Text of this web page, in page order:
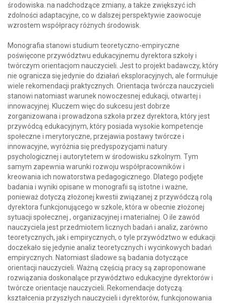
środowiska. na nadchodzące zmiany, a także zwiększyć ich
zdolności adaptacyjne, co w dalszej perspektywie zaowocuje
wzrostem współpracy różnych środowisk.
Monografia stanowi studium teoretyczno-empiryczne
poświęcone przywództwu edukacyjnemu dyrektora szkoły i
twórczym orientacjom nauczycieli. Jest to projekt badawczy, który
nie ogranicza się jedynie do działań eksploracyjnych, ale formułuje
wiele rekomendacji praktycznych. Orientacja twórcza nauczycieli
stanowi natomiast warunek nowoczesnej edukacji, otwartej i
innowacyjnej. Kluczem więc do sukcesu jest dobrze
zorganizowana i prowadzona szkoła przez dyrektora, który jest
przywódcą edukacyjnym, który posiada wysokie kompetencje
społeczne i merytoryczne, przejawia postawy twórcze i
innowacyjne, wyróżnia się predyspozycjami natury
psychologicznej i autorytetem w środowisku szkolnym. Tym
samym zapewnia warunki rozwoju współpracowników i
kreowania ich nowatorstwa pedagogicznego. Dlatego podjęte
badania i wyniki opisane w monografii są istotne i ważne,
ponieważ dotyczą złożonej kwestii związanej z przywódczą rolą
dyrektora funkcjonującego w szkole, która w obecnie złożonej
sytuacji społecznej , organizacyjnej i materialnej. O ile zawód
nauczyciela jest przedmiotem licznych badań i analiz, zarówno
teoretycznych, jak i empirycznych, o tyle przywództwo w edukacji
doczekało się jedynie analiz teoretycznych i wycinkowych badań
empirycznych. Natomiast śladowe są badania dotyczące
orientacji nauczycieli. Ważną częścią pracy są zaproponowane
rozwiązania doskonalące przywództwo edukacyjne dyrektorów i
twórcze orientacje nauczycieli. Rekomendacje dotyczą:
kształcenia przyszłych nauczycieli i dyrektorów, funkcjonowania